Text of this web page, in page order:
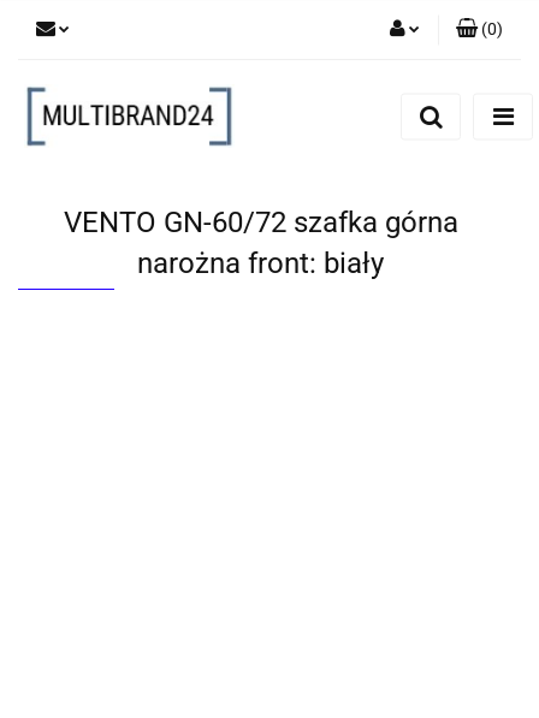
(0)
VENTO GN-60/72 szafka górna
narożna front: biały